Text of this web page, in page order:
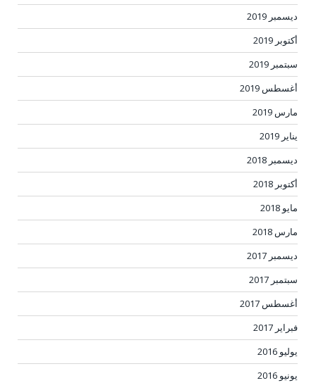
ديسمبر 2019
أكتوبر 2019
سبتمبر 2019
أغسطس 2019
مارس 2019
يناير 2019
ديسمبر 2018
أكتوبر 2018
مايو 2018
مارس 2018
ديسمبر 2017
سبتمبر 2017
أغسطس 2017
فبراير 2017
يوليو 2016
يونيو 2016